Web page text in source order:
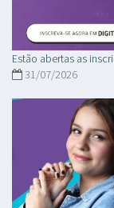
Estão abertas as
31/07/2026